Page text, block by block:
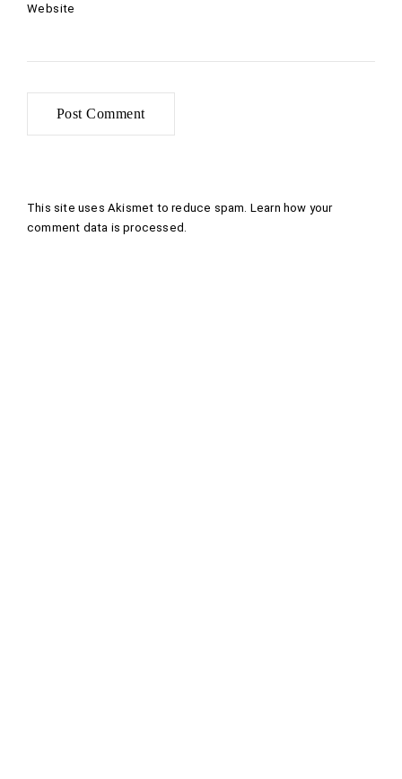
Website
This site uses Akismet to reduce spam. Learn how your
comment data is processed